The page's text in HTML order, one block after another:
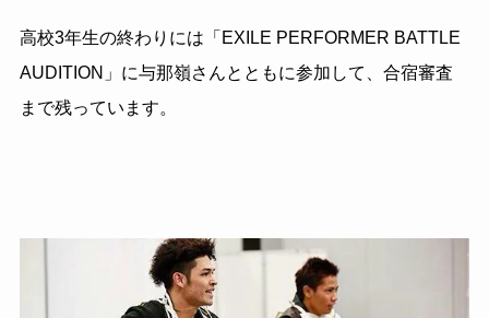
高校3年生の終わりには「EXILE PERFORMER BATTLE
AUDITION」に与那嶺さんとともに参加して、合宿審査
まで残っています。